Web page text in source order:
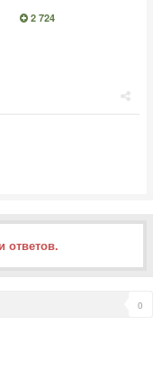
2 724
ответов.
0